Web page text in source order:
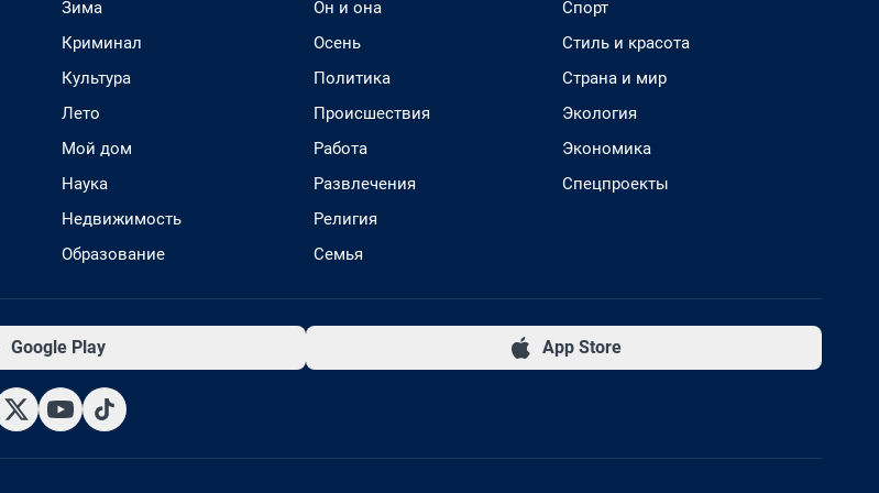
Зима
Криминал
Культура
Лето
Мой дом
Наука
Недвижимость
Образование
Он и она
Осень
Политика
Происшествия
Работа
Развлечения
Религия
Семья
Спорт
Стиль и красота
Страна и мир
Экология
Экономика
Спецпроекты
Google Play App Store